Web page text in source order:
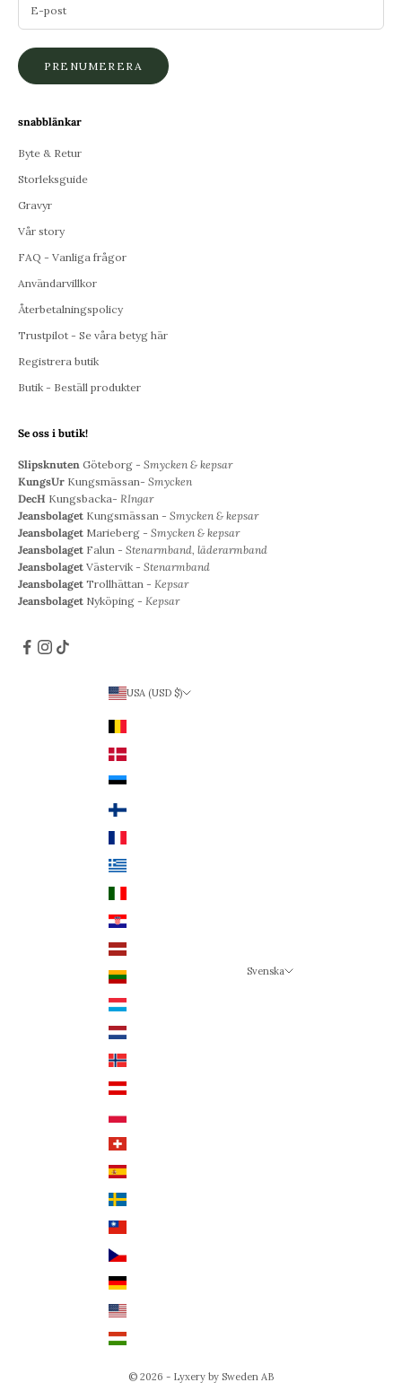
PRENUMERERA
snabblänkar
Byte & Retur
Storleksguide
Gravyr
Vår story
FAQ - Vanliga frågor
Användarvillkor
Återbetalningspolicy
Trustpilot - Se våra betyg här
Registrera butik
Butik - Beställ produkter
Se oss i butik!
Slipsknuten Göteborg - Smycken & kepsar
KungsUr Kungsmässan- Smycken
DecH Kungsbacka- RIngar
Jeansbolaget Kungsmässan - Smycken & kepsar
Jeansbolaget Marieberg - Smycken & kepsar
Jeansbolaget Falun - Stenarmband, läderarmband
Jeansbolaget Västervik - Stenarmband
Jeansbolaget Trollhättan - Kepsar
Jeansbolaget Nyköping - Kepsar
USA (USD $)
Svenska
© 2026 - Lyxery by Sweden AB